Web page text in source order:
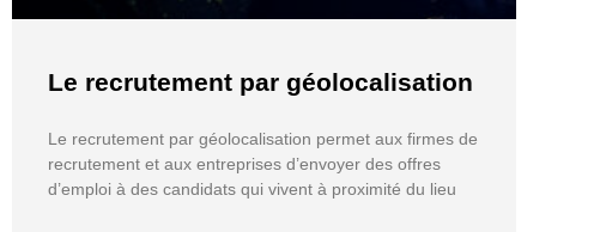
Le recrutement par géolocalisation
Le recrutement par géolocalisation permet aux firmes de
recrutement et aux entreprises d’envoyer des offres
d’emploi à des candidats qui vivent à proximité du lieu